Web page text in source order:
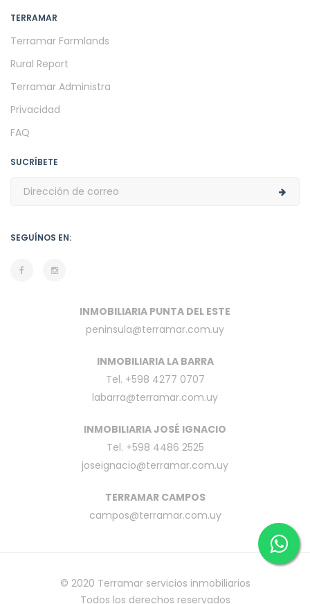
TERRAMAR
Terramar Farmlands
Rural Report
Terramar Administra
Privacidad
FAQ
SUCRÍBETE
SEGUÍNOS EN:
INMOBILIARIA PUNTA DEL ESTE
peninsula@terramar.com.uy
INMOBILIARIA LA BARRA
Tel. +598 4277 0707
labarra@terramar.com.uy
INMOBILIARIA JOSÉ IGNACIO
Tel. +598 4486 2525
joseignacio@terramar.com.uy
TERRAMAR CAMPOS
campos@terramar.com.uy
© 2020 Terramar servicios inmobiliarios
Todos los derechos reservados